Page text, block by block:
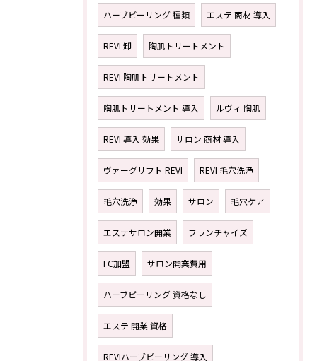
ハーブピーリング 種類 エステ 商材 導入
REVI 卸 陶肌トリートメント
REVI 陶肌トリートメント
陶肌トリートメント 導入 ルヴィ 陶肌
REVI 導入 効果 サロン 商材 導入
ヴァーグリフト REVI REVI 毛穴洗浄
毛穴洗浄 効果 サロン 毛穴ケア
エステサロン開業 フランチャイズ
FC加盟 サロン開業費用
ハーブピーリング 資格なし
エステ 開業 資格
REVIハーブピーリング 導入